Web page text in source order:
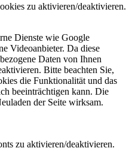
zu aktivieren/deaktivieren.
Dienste wie Google
Videoanbieter. Da diese
Daten von Ihnen
Bitte beachten Sie,
die Funktionalität und das
beeinträchtigen kann. Die
der Seite wirksam.
zu aktivieren/deaktivieren.